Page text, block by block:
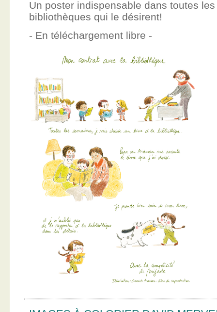
Un poster indispensable dans toutes
bibliothèques qui le désirent!
- En téléchargement libre -